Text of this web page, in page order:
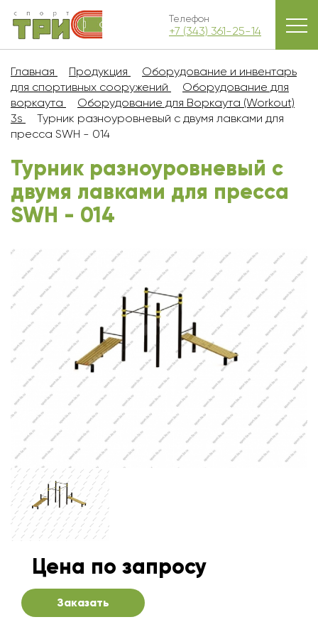
Телефон
+7 (343) 361-25-14
Главная Продукция
Оборудование и инвентарь
для спортивных сооружений
Оборудование для
воркаута
Оборудование для Воркаута (Workout)
3s
Турник разноуровневый с двумя лавками для
пресса SWH - 014
Турник разноуровневый с
двумя лавками для пресса
SWH - 014
Цена по запросу
Заказать